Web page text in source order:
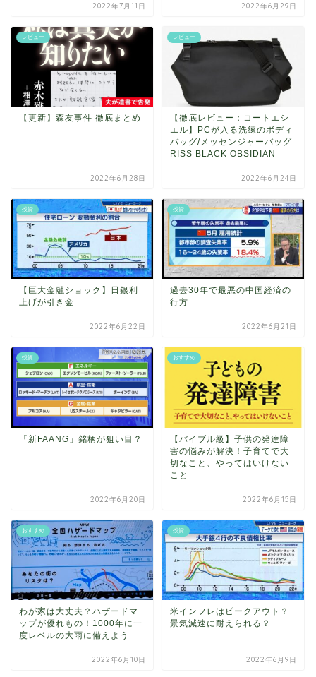
2022年7月11日 2022年6月29日
レビュー
【更新】森友事件 徹底まとめ
2022年6月28日
レビュー
【徹底レビュー：コートエシ
エル】PCが入る洗練のボディ
バッグ/メッセンジャーバッグ
RISS BLACK OBSIDIAN
2022年6月24日
投資
【巨大金融ショック】日銀利
上げが引き金
2022年6月22日
投資
過去30年で最悪の中国経済の
行方
2022年6月21日
投資
「新FAANG」銘柄が狙い目？
2022年6月20日
おすすめ
【バイブル級】子供の発達障
害の悩みが解決！子育てで大
切なこと、やってはいけない
こと
2022年6月15日
おすすめ
わが家は大丈夫？ハザードマ
ップが優れもの！1000年に一
度レベルの大雨に備えよう
2022年6月10日
投資
米インフレはピークアウト？
景気減速に耐えられる？
2022年6月9日